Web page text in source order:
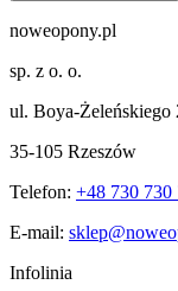
noweopony.pl
sp. z o. o.
ul. Boya-Żeleńskiego
35-105 Rzeszów
Telefon: +48 730 730
E-mail:
Infolinia